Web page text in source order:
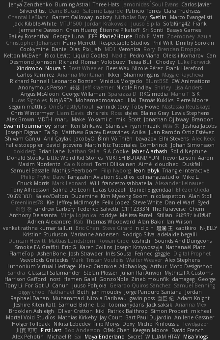
Jenya Zenchenko Burning Astral Three Hats Jamonidas Soul Evans Carlos Javier
Silverelitist Dane Bucao Salomé Lagarde Patricio Torres Clara Truchsess
Chantal LeBlanc Garrett Calloway nøixzy Nicholas Day Svetlin
Marco Evangelisti
Jack Kibble-White MTU1500 Jordan Krakowski Juuso Sipilä SofaKing42 Frank
Jermaine Dawson Chen Huang Étienne Pikatoff Sri Sonti Bassy's Games
Bailey Rosenthal George Luna JEFF Plane2House Bob F Matt Zoemoney Azula
Christopher Johansen Harry Merrett Respectable Studios Phil Wilt Dmitry Sorokin
Cookymine Daniel Dias Pixi_lab MD1 Veronica Rory Brendan Droppo
Kelton McEwen Rico Levitt Liquid Cooled Nadia Pedro Viana Oleksii Komarov Can
Desmond Johnson Richard Roman Volobuev Teraa Bull Chodey Luke Fenwick
Xindrrobo Noura S Brett Wheeler Bees Wax Nicole Pérez Frank Hereford
Carlos Ramírez Arianna Montanari Ikkeii Shannonigans Maggie Raycheva
Richard Funnell Leonardo Borsten Vinicius Morgado BluntBSE CW Animations
Anonymous Person 鈴葵 Jeff Kraemer Nicole Findlay Shirley Lisa Anders
Angus McAloon George Willaman Sparazza D RKG media Manu T S K
Lucas Signoles NinjARTA Mohamedmoawad Hilal Tamás Kuklics Pierre Moore
seguin matthis OneGhastlyGhoul yannick tooy Toby Howe Nastassia Reutskaya
Chris Wintermyer Liam Davis chris reis Ross styles Blaine Gray Lewis Stephens
Alex Brown MDTH maru Make Yokami c: mik Scott Jonathan Ojibway Brandon
Swann Fourmanoy sinsin Ken Ishikawa Stanislav ryan mrazik 峻辰 朱
Joshua Jacobs
Joseph Dignan Ta Sp Matthew-Gracey Desravines Anika Juan Ramón Ortiz Estévez
Shivam Ganju Anıl Çaylak JacobyO Bình Võ Thiên bavazov Elhi Stevens Alec Keck
halle stoeppler david jstevens Martín Niz Tutoriales Combrinck
Johan Simonsson
dokiderg Brian Lane Nathan Salla S A Cooke Jaber Alarbash Solid Neptune
Donald Stooks Little Weird Kid Stories YUKI SHIBUTANI/ YUN Trevor Larson Aaron
Maxim Nordentz
Caio Notari Tomi Ollikainen Aimé cloudhed
Duskfall
Samuel Bassale Mathijs Peerboom Filip Nyborg leon labyk Triangle Interactive
Philip Pryke Dave Fangzahn Aviation Studios colinangusstudio Mike L.
Chuck Morris Mark Leonard Will francesco sabbatella Alexander Leinauer
Tony Alfredsson Salina De Leon Lucas Cozzoli Daniel Eijgendaal Eliézer Ojeda
תמר פלג טל
Kaleo/Dalton Duzemine Kim Myeong Soom nicolaspetton Alan Stoll
Greenlines78
Kie Jeffrey McIlmoyle Felix Lopez Steve White Daniel Warf Syed
혜영 전 andrew Carbery Federico Salvetti C1T1Z333N The Paraverse Chem
Anthony Delasanta
Minja Lojanica roddye Melissa Farrell Stilian ꌃ꒒ꀎꋪꋪꌩ ꀘꈤꀤꁅꃅ꓄
Adrien Alexandre Rab Thomas Woodward Alan Bakir Ian Wilson
venkat rathna kumar talluri
Eric Chan Steve Girard n d o n 思涵 王 captkiro
N-JELLY
Kristinn Sturluson Marianne Andersen Rodrigo Silva adelaide begalli
Duncan Hewitt Mattias Lundstrom Rowan Gipe coshichi Sounds And Dungeons
Smoke EA Graffiti Eric G Karen Collins Joseph Krzywoszyja Nathanaël Platz
FlameTop AshenBone Josh Strawder Inês Sousa Fennec gaggle Digital Prophet
Vsevolods Gniteckis Mark Tristan Voulelis Walter Weaver Alex Stephens
Luthonium Virtual Heritage Илья Снопков Alphaology Arthur Moto Designshop
Sandra Classical Salamander Stefan Plösser Julian Rai Anwor Mythical X Customs
Harrison Gafford
nost Hemen Galal GonzoNole Zineb mounfik damageg George
Tony Li For Got U Canun Juuso Pohjola Gerardo Quiros Sanchez Samuel Benning
piggy chop
Nathanaël Beth jan moudry Jorge Panduro Santana
Jordan
Raphael Dahan
Muhammad Nicola Baribeau gavin poss 宣臣 紀 Adam Knight
Jeshire Kiten Katt Samuel Bidne Lisa toomanydans Jack saksik Arianna Mex
Brooklen Ashleigh
Oliver Cretton kiki Patrick Balthrop Simon Probert micheal
Mortal Void Studios Mathias Kirkeby Jay Court Bart Paul Dujardin Anilene Gassner
Holger Tollbäck
Nikita Lebedev Filip Morys Doxy Michel Kinfoussia
lewdgazer
川頁 可可 First Last Bob Anderson Ofek Chen Keegan Moore David French
Alex Pehotin
Michael R Sai Maya Enderland Sxcret WILLIAM HTAY Misa Vlogs